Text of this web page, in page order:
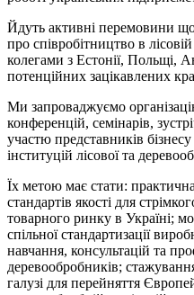
Йдуть активні перемовини
про співробітництво в
колегами з Естонії, Польщі,
потенційних зацікавлених
Ми запроваджуємо
конференцій, семінарів,
участю представників
інституцій лісової та
Їх метою має стати: практична
стандартів якості для
товарного ринку в Україні;
спільної стандартизації
навчання, консультацій та
деревообробників;
галузі для перейняття